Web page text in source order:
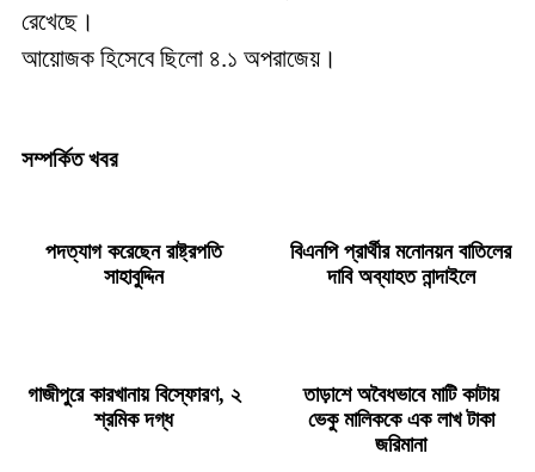
রেখেছে।
আয়োজক হিসেবে ছিলো ৪.১ অপরাজেয়।
সম্পর্কিত খবর
পদত্যাগ করেছেন রাষ্ট্রপতি
সাহাবুদ্দিন
বিএনপি প্রার্থীর মনোনয়ন বাতিলের
দাবি অব্যাহত নান্দাইলে
গাজীপুরে কারখানায় বিস্ফোরণ, ২
শ্রমিক দগ্ধ
তাড়াশে অবৈধভাবে মাটি কাটায়
ভেকু মালিককে এক লাখ টাকা
জরিমানা